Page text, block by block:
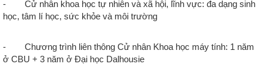
- Cử nhân khoa học tự nhiên và xã hội, lĩnh vực: đa dạng sinh
học, tâm lí học, sức khỏe và môi trường
- Chương trình liên thông Cử nhân Khoa học máy tính: 1 năm
ở CBU + 3 năm ở Đại học Dalhousie